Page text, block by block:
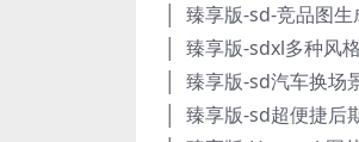
│ 臻享版-sd-竞品图
│ 臻享版-sdxl多种风
│ 臻享版-sd汽车换场
│ 臻享版-sd超便捷后